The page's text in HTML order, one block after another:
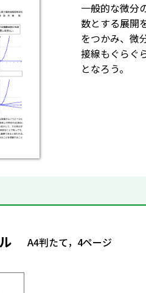
一般的な微分
数とする展開
をつかみ、微
接線もぐらぐ
となろう。
A4判たて，4ページ